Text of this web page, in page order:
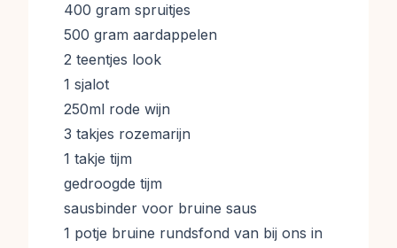
400 gram spruitjes
500 gram aardappelen
2 teentjes look
1 sjalot
250ml rode wijn
3 takjes rozemarijn
1 takje tijm
gedroogde tijm
sausbinder voor bruine saus
1 potje bruine rundsfond van bij ons in